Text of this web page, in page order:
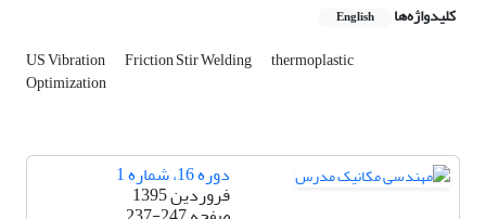
کلیدواژه‌ها English
US Vibration Friction Stir Welding thermoplastic
Optimization
دوره 16، شماره 1
فروردین 1395